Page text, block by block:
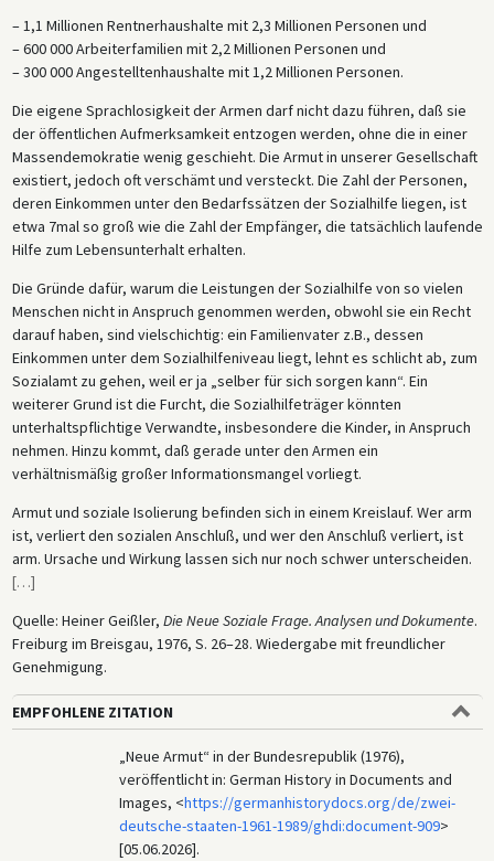
– 1,1 Millionen Rentnerhaushalte mit 2,3 Millionen Personen und
– 600 000 Arbeiterfamilien mit 2,2 Millionen Personen und
– 300 000 Angestelltenhaushalte mit 1,2 Millionen Personen.
Die eigene Sprachlosigkeit der Armen darf nicht dazu führen, daß sie
der öffentlichen Aufmerksamkeit entzogen werden, ohne die in einer
Massendemokratie wenig geschieht. Die Armut in unserer Gesellschaft
existiert, jedoch oft verschämt und versteckt. Die Zahl der Personen,
deren Einkommen unter den Bedarfssätzen der Sozialhilfe liegen, ist
etwa 7mal so groß wie die Zahl der Empfänger, die tatsächlich laufende
Hilfe zum Lebensunterhalt erhalten.
Die Gründe dafür, warum die Leistungen der Sozialhilfe von so vielen
Menschen nicht in Anspruch genommen werden, obwohl sie ein Recht
darauf haben, sind vielschichtig: ein Familienvater z.B., dessen
Einkommen unter dem Sozialhilfeniveau liegt, lehnt es schlicht ab, zum
Sozialamt zu gehen, weil er ja „selber für sich sorgen kann“. Ein
weiterer Grund ist die Furcht, die Sozialhilfeträger könnten
unterhaltspflichtige Verwandte, insbesondere die Kinder, in Anspruch
nehmen. Hinzu kommt, daß gerade unter den Armen ein
verhältnismäßig großer Informationsmangel vorliegt.
Armut und soziale Isolierung befinden sich in einem Kreislauf. Wer arm
ist, verliert den sozialen Anschluß, und wer den Anschluß verliert, ist
arm. Ursache und Wirkung lassen sich nur noch schwer unterscheiden.
[…]
Quelle: Heiner Geißler, Die Neue Soziale Frage. Analysen und Dokumente.
Freiburg im Breisgau, 1976, S. 26–28. Wiedergabe mit freundlicher
Genehmigung.
EMPFOHLENE ZITATION
„Neue Armut“ in der Bundesrepublik (1976),
veröffentlicht in: German History in Documents and
Images, <https://germanhistorydocs.org/de/zwei-
deutsche-staaten-1961-1989/ghdi:document-909>
[05.06.2026].